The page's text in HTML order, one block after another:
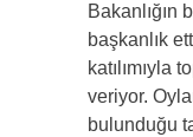
Bakanlığın
başkanlık
katılımıyla
veriyor.
bulunduğu